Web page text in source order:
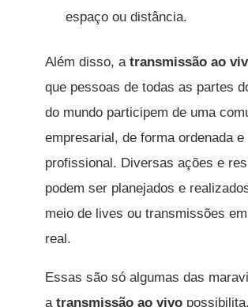
espaço ou distância.
Além disso, a transmissão ao
que pessoas de todas as partes
do mundo participem de uma
empresarial, de forma ordenada e
profissional. Diversas ações e
podem ser planejados e
meio de lives ou transmissões
real.
Essas são só algumas das
a transmissão ao vivo